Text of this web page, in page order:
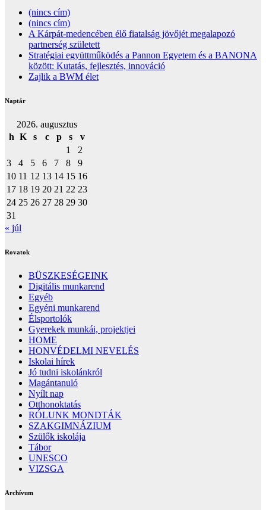
(nincs cím)
(nincs cím)
A Kárpát-medencében élő fiatalság jövőjét megalapozó
partnerség született
Stratégiai együttműködés a Pannon Egyetem és a BANONA
között: Kutatás, fejlesztés, innováció
Zajlik a BWM élet
Naptár
2026. augusztus
h K s c p s
v
1
2
3
4 5 6 7 8
9
10 11 12 13 14 15 16
17 18 19 20 21 22 23
24 25 26 27 28 29 30
31
« júl
Rovatok
BÜSZKESÉGEINK
Digitális munkarend
Egyéb
Egyéni munkarend
Élsportolók
Gyerekek munkái, projektjei
HOME
HONVÉDELMI NEVELÉS
Iskolai hírek
Jó tudni iskolánkról
Magántanuló
Nyílt nap
Otthonoktatás
RÓLUNK MONDTÁK
SZAKGIMNÁZIUM
Szülők iskolája
Tábor
UNESCO
VIZSGA
Archívum